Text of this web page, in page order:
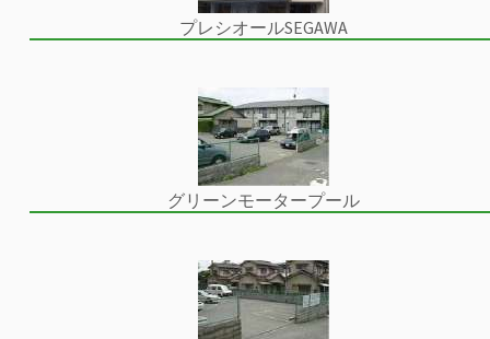
プレシオールSEGAWA
グリーンモータープール